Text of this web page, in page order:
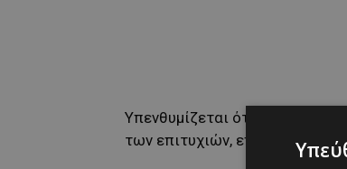
Υπενθυμίζεται ότι ο
των επιτυχιών, επικρατώντας